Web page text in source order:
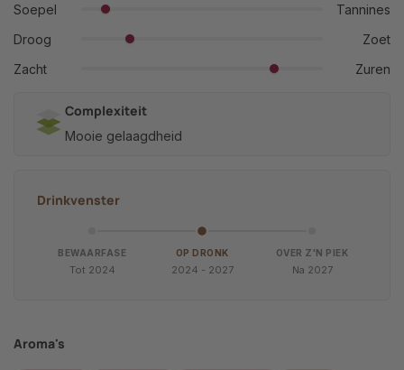
Soepel
Tannines
Droog
Zoet
Zacht
Zuren
Complexiteit
Mooie gelaagdheid
Drinkvenster
BEWAARFASE
Tot 2024
OP DRONK
2024 - 2027
OVER Z'N PIEK
Na 2027
Aroma's